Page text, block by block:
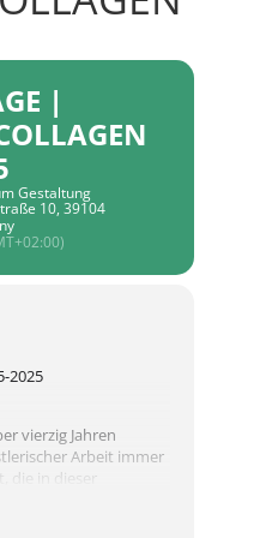
|
Gestaltung
10, 39104
2025
vierzig Jahren
Arbeit immer
die in dieser